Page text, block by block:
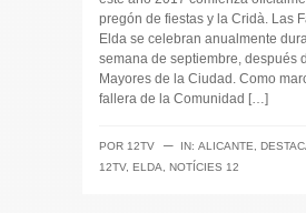
pregón de fiestas y la Cridà. Las
Elda se celebran anualmente
semana de septiembre, después
Mayores de la Ciudad. Como
fallera de la Comunidad […]
POR 12TV ─ IN: ALICANTE,
12TV, ELDA, NOTÍCIES 12